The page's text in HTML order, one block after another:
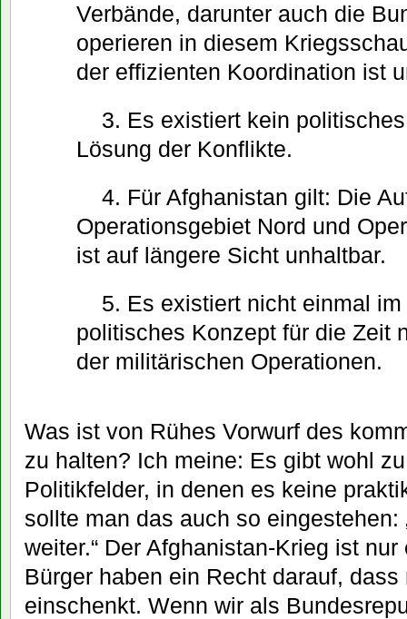
Verbände, darunter auch die
operieren in diesem
der effizienten Koordination ist
3. Es existiert kein
Lösung der Konflikte.
4. Für Afghanistan gilt: Die
Operationsgebiet Nord und
ist auf längere Sicht unhaltbar.
5. Es existiert nicht einmal
politisches Konzept für die Zeit
der militärischen Operationen.
Was ist von Rühes Vorwurf des
zu halten? Ich meine: Es gibt wohl
Politikfelder, in denen es keine
sollte man das auch so eingestehen:
weiter.“ Der Afghanistan-Krieg ist
Bürger haben ein Recht darauf,
einschenkt. Wenn wir als